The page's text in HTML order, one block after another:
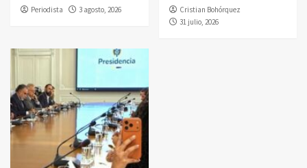
Periodista 3 agosto, 2026
Cristian Bohórquez
31 julio, 2026